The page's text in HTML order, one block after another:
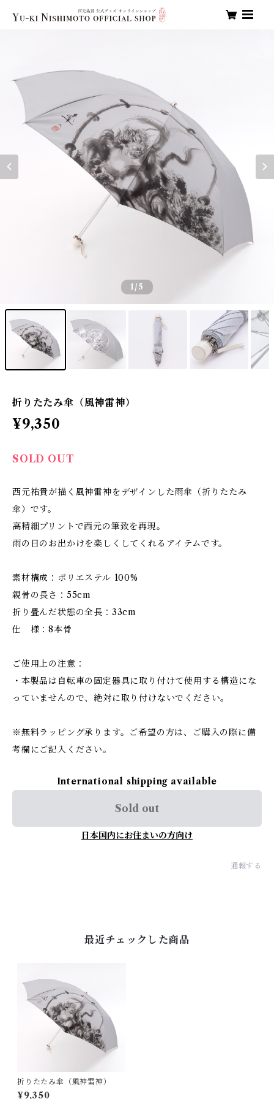
1 /5
折りたたみ傘（風神雷神）
¥9,350
SOLD OUT
西元祐貴が描く風神雷神をデザインした雨傘（折りたたみ
傘）です。
高精細プリントで西元の筆致を再現。
雨の日のお出かけを楽しくしてくれるアイテムです。
素材構成：ポリエステル 100%
親骨の長さ：55cm
折り畳んだ状態の全長：33cm
仕 様：8本骨
ご使用上の注意：
・本製品は自転車の固定器具に取り付けて使用する構造にな
っていませんので、絶対に取り付けないでください。
※無料ラッピング承ります。ご希望の方は、ご購入の際に備
考欄にご記入ください。
International shipping available
Sold out
日本国内にお住まいの方向け
通報する
最近チェックした商品
折りたたみ傘（風神雷神）
¥9,350